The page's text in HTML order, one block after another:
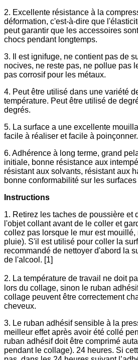
2. Excellente résistance à la
déformation, c'est-à-dire que
peut garantir que les accessoires
chocs pendant longtemps.
3. Il est ignifuge, ne contient pas de
nocives, ne reste pas, ne pollue pas
pas corrosif pour les métaux.
4. Peut être utilisé dans une variété
température. Peut être utilisé de
degrés.
5. La surface a une excellente
facile à réaliser et facile à poinçonner.
6. Adhérence à long terme, grand
initiale, bonne résistance aux
résistant aux solvants, résistant aux
bonne conformabilité sur les
Instructions
1. Retirez les taches de poussière et
l'objet collant avant de le coller et
collez pas lorsque le mur est
pluie). S'il est utilisé pour coller la
recommandé de nettoyer d'abord la
de l'alcool. [1]
2. La température de travail ne doit
lors du collage, sinon le ruban
collage peuvent être correctement
cheveux.
3. Le ruban adhésif sensible à la
meilleur effet après avoir été collé
ruban adhésif doit être comprimé
pendant le collage). 24 heures. Si